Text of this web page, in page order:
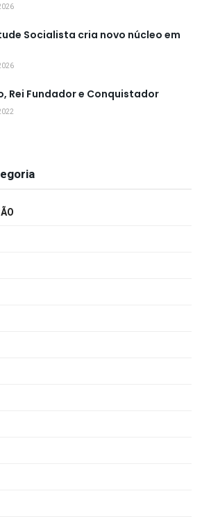
Socialista cria novo núcleo em
Rei Fundador e Conquistador